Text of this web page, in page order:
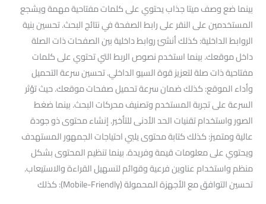
بينما ضع وصف ميتا جذاب يحتوي على كلمات مفتاحية مهمة ويشجع
المستخدمين على النقر على رابط الصفحة في نتائج البحث. تحسين بنية
الروابط الداخلية: كذلك أنشئ روابط داخلية بين الصفحات ذات الصلة
داخل موقعك. بينما استخدم نصوص الربط التي تحتوي على كلمات
مفتاحية ذات صلة لتعزيز قوة السيو الداخلي. تحسين سرعة التحميل
وأداء الموقع: كذلك ضمان سرعة تحميل صفحات موقعك. حيث تؤثر
السرعة على تجربة المستخدم وتصنيف محركات البحث. بينما ضغط
الصور واستخدام تقنيات الحد الأدنى للتأخير. إنشاء محتوى ذو جودة
عالية ومتميز: كذلك كتابة محتوى يلبي احتياجات الجمهور المستهدف
ويحتوي على معلومات قيمة وفريدة. بينما تنظيم المحتوى بشكل
منظم واستخدام عناوين فرعية وقوائم لتسهيل القراءة والاستيعاب.
تحسين التوافق مع الأجهزة المحمولة (Mobile-Friendly): كذلك